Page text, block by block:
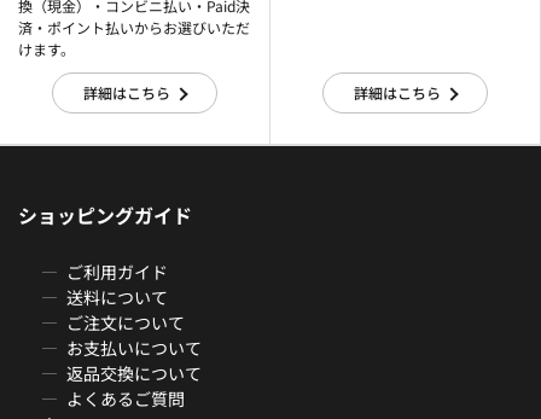
換（現金）・コンビニ払い・Paid決
済・ポイント払いからお選びいただ
けます。
詳細はこちら 詳細はこちら
ショッピングガイド
ご利用ガイド
送料について
ご注文について
お支払いについて
返品交換について
よくあるご質問